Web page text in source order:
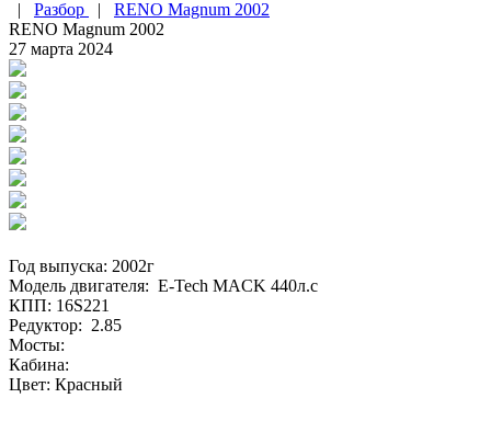
| Разбор | RENO Magnum 2002
RENO Magnum 2002
27 марта 2024
Год выпуска: 2002г
Модель двигателя: E-Tech MACK 440л.с
КПП: 16S221
Редуктор: 2.85
Мосты:
Кабина:
Цвет: Красный